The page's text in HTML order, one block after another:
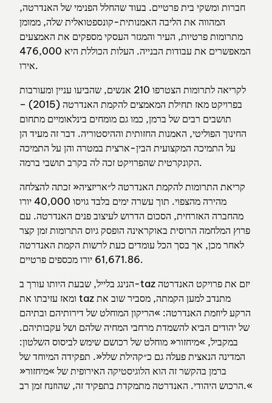
חברות ומשקי בית פרטיים. בעוד שהחלל הפנימי של האנדרטה,
המהווה את הליבה האמנותית-קונספטואלית שלה, ממומן
מתרומות פרטיות, העיר והמגזר העסקי מספקים את האמצעים
המאפשרים את עבודות הבנייה. העלות הכוללת היא 476,000
אירו.
לקריאה לתרומות הצטרפו 210 אנשים, שהביעו עניין ומעורבות
בפרויקט מאז תחילת המאמצים להקמת האנדרטה (2015) –
תושבים רבים של ברמן, כמו גם מומחים בינלאומיים מתחום
החינוך הפוליטי, האמנות החזותית וההיסטוריה. דבר זה מעיד הן
על התמיכה המקצועית הבין-ארצית במטרה והן על התמיכה
הקונקרטית שהפרויקט זכה לה בקרב תושבי ברמה.
קריאת התרומות להקמת האנדרטה ל״אריזציה« זכתה להצלחה
מהירה מהצפוי. תוך עשרה ימים בלבד גויסו 40,000 יורו
מהחברה האזרחית, הסכום הדרוש לעיצוב פנים האנדרטה. עם
פרוץ המלחמה הרוסית באוקראינה הופסק גיוס התרומות זמן קצר
לאחר מכן, אך בסך הכל עומדים כעת לרשות הקמת האנדרטה
61,671.86 יורו מכספים פרטיים.
הנינג בלייל, שבעת היותו עורך ב-taz יזם את פרויקט האנדרטה
ומאז עזיבתו את taz מתנדב למען הקמתה, מסביר שוב את
הרקע ליוזמת האנדרטה: »הריקון המוחלט של דירותיהם ובתיהם
של יהודים הביא להשמדת מרחבי המחיה שלהם ושל עקבותיהם.
במקביל, »מיחזור« מוחלט של רכושם שימש לביסוס השלטון:
המדינה הנאצית פעלה גם כ״קהילת שלל«. תפקידה המיוחד של
ברמן בהקשר זה הוא הלוגיסטיקה האירופית של »מיחזור«
הרכוש היהודי. האנדרטה מתמקדת בתפקיד זה, שהוזנח זמן רב.«